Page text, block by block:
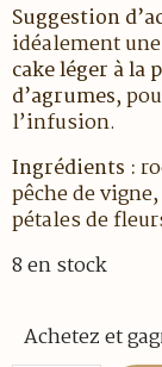
Suggestion
idéalement une
cake léger à la
d’agrumes,
l’infusion.
Ingrédients :
pêche de
pétales de
8 en stock
Achetez et